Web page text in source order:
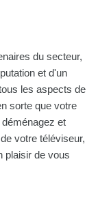
du secteur,
et d'un
les aspects de
sorte que votre
et
votre téléviseur,
plaisir de vous